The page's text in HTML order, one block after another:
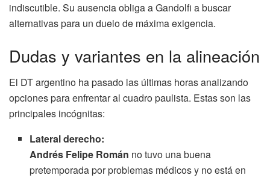
indiscutible. Su ausencia obliga a Gandolfi a buscar
alternativas para un duelo de máxima exigencia.
Dudas y variantes en la alineación
El DT argentino ha pasado las últimas horas analizando
opciones para enfrentar al cuadro paulista. Estas son las
principales incógnitas:
Lateral derecho:
Andrés Felipe Román no tuvo una buena
pretemporada por problemas médicos y no está en